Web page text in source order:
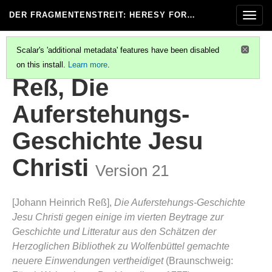
DER FRAGMENTENSTREIT: HERESY FOR…
Scalar's 'additional metadata' features have been disabled
on this install. Learn more.
LESSING, DUPLIK
Reß, Die
Auferstehungs-
Geschichte Jesu
Christi Version 21
[Johann Heinrich Reß], Die Auferstehungs-Geschichte
Jesu Christi gegen einige im vierten Beytrage zur
Geschichte und Litteratur aus den Schätzen der
Herzoglichen Bibliothek zu Wolfenbüttel gemachte
neuere Einwendungen vertheidiget(Braunschweig: